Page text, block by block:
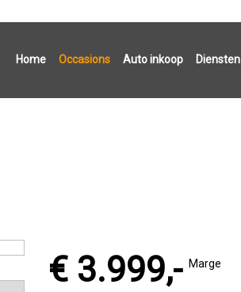
Home Occasions Auto inkoop Diensten
€ 3.999,- Marge